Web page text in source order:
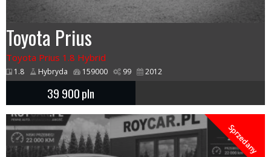
Toyota Prius
Toyota Prius 1.8 Hybrid
1.8 Hybryda 159000 99 2012
39 900pln
Sprzedany